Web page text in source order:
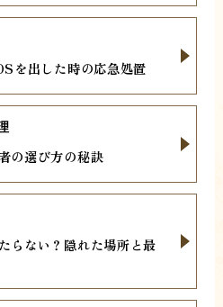
を出した時の応急処置
の選び方の秘訣
らない？隠れた場所と最